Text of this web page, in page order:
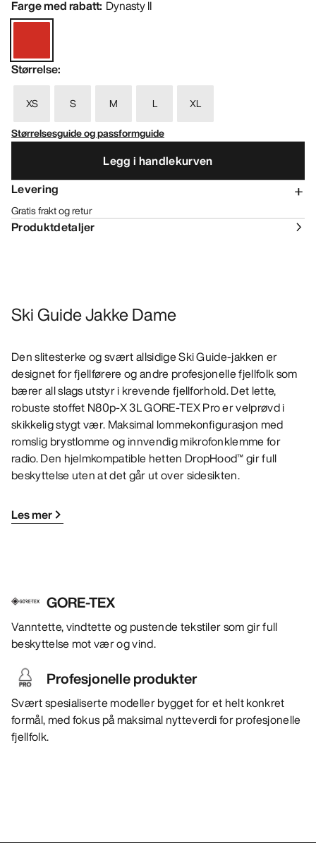
Farge med rabatt: Dynasty II
Størrelse:
XS S M L
XL
Størrelsesguide og passformguide
Legg i handlekurven
Levering
Gratis frakt og retur
Produktdetaljer
Ski Guide Jakke Dame
Den slitesterke og svært allsidige Ski Guide-jakken er
designet for fjellførere og andre profesjonelle fjellfolk som
bærer all slags utstyr i krevende fjellforhold. Det lette,
robuste stoffet N80p-X 3L GORE-TEX Pro er velprøvd i
skikkelig stygt vær. Maksimal lommekonfigurasjon med
romslig brystlomme og innvendig mikrofonklemme for
radio. Den hjelmkompatible hetten DropHood™ gir full
beskyttelse uten at det går ut over sidesikten.
Les mer
GORE-TEX
Vanntette, vindtette og pustende tekstiler som gir full
beskyttelse mot vær og vind.
Profesjonelle produkter
Svært spesialiserte modeller bygget for et helt konkret
formål, med fokus på maksimal nytteverdi for profesjonelle
fjellfolk.